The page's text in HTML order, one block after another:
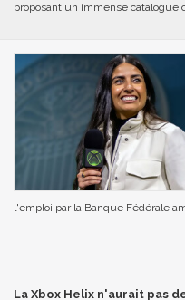
proposant un immense
l'emploi par la Banque Fédérale
La Xbox Helix n'aurait pas